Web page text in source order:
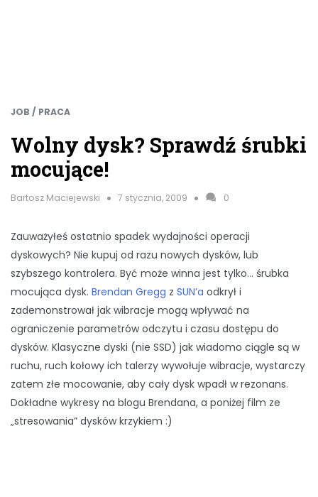
JOB / PRACA
Wolny dysk? Sprawdź śrubki
mocujące!
Bartosz Maciejewski 7 stycznia, 2009 0
Zauważyłeś ostatnio spadek wydajności operacji
dyskowych? Nie kupuj od razu nowych dysków, lub
szybszego kontrolera. Być może winna jest tylko… śrubka
mocująca dysk. Brendan Gregg z SUN’a odkrył i
zademonstrował jak wibracje mogą wpływać na
ograniczenie parametrów odczytu i czasu dostępu do
dysków. Klasyczne dyski (nie SSD) jak wiadomo ciągle są w
ruchu, ruch kołowy ich talerzy wywołuje wibracje, wystarczy
zatem złe mocowanie, aby cały dysk wpadł w rezonans.
Dokładne wykresy na blogu Brendana, a poniżej film ze
„stresowania” dysków krzykiem :)